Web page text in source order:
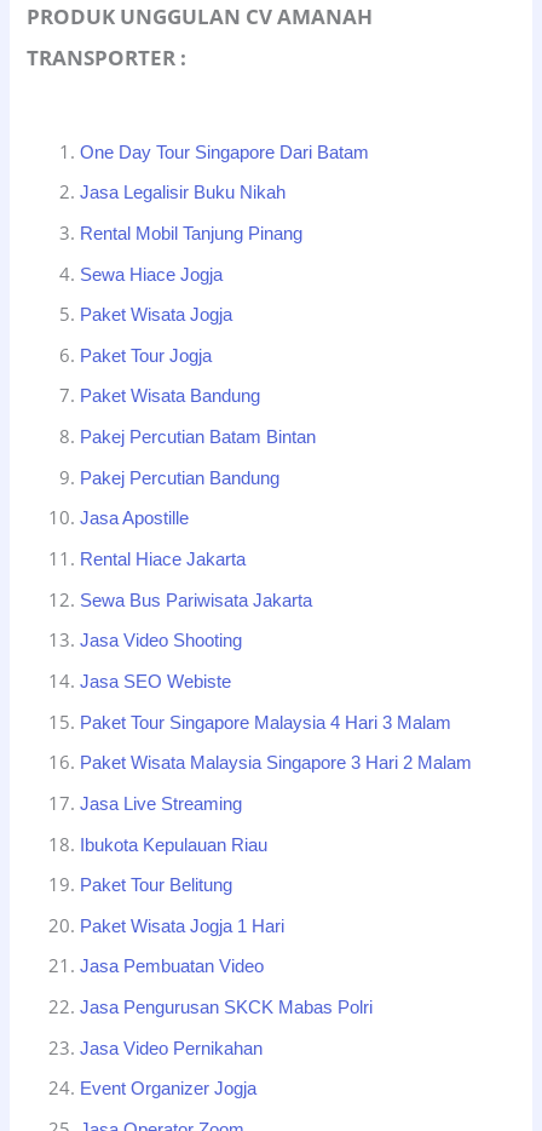
PRODUK UNGGULAN CV AMANAH
TRANSPORTER :
One Day Tour Singapore Dari Batam
Jasa Legalisir Buku Nikah
Rental Mobil Tanjung Pinang
Sewa Hiace Jogja
Paket Wisata Jogja
Paket Tour Jogja
Paket Wisata Bandung
Pakej Percutian Batam Bintan
Pakej Percutian Bandung
Jasa Apostille
Rental Hiace Jakarta
Sewa Bus Pariwisata Jakarta
Jasa Video Shooting
Jasa SEO Webiste
Paket Tour Singapore Malaysia 4 Hari 3 Malam
Paket Wisata Malaysia Singapore 3 Hari 2 Malam
Jasa Live Streaming
Ibukota Kepulauan Riau
Paket Tour Belitung
Paket Wisata Jogja 1 Hari
Jasa Pembuatan Video
Jasa Pengurusan SKCK Mabas Polri
Jasa Video Pernikahan
Event Organizer Jogja